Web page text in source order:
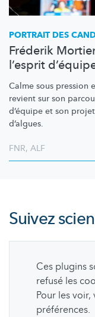
PORTRAIT DES
Fréderik
l’esprit
Calme sous pression
revient sur son
d’équipe et son
d’algues.
FNR, ALF
Suivez
Ces plugins
refusé les
Pour les
préférences.